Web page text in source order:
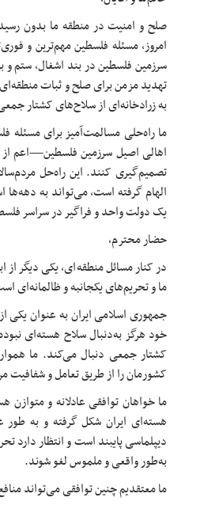
صلح و امنیت در منطقه ما بدون
امروز، مسئله فلسطین مهم‌ترین و
سرزمین فلسطین در بند اشغال، ستم
تهدید مزمن برای صلح و ثبات
به زرادخانه‌ای از سلاح‌های کشتار
ما راه‌حلی مسالمت‌آمیز برای مسئله
اهالی اصیل سرزمین فلسطین—اعم
تصمیم‌گیری کنند. این راه‌حل
الهام گرفته است، می‌تواند به دهه‌ها
یک دولت واحد و فراگیر در سراسر
حضار محترم،
در کنار مسائل منطقه‌ای، یکی دیگر
ما و تحریم‌های یکجانبه و ظالمانه‌ای
خود هرگز به‌دنبال سلاح هسته‌ای
کشتار جمعی دنبال می‌کند. ما
کشورمان را از طریق تعامل و شفافیت
هسته‌ای ایران شکل گرفته و به طور
دیپلماسی پایبند است و انتظار دارد
به‌طور واقعی و ملموس لغو شوند.
ما معتقدیم چنین توافقی می‌تواند